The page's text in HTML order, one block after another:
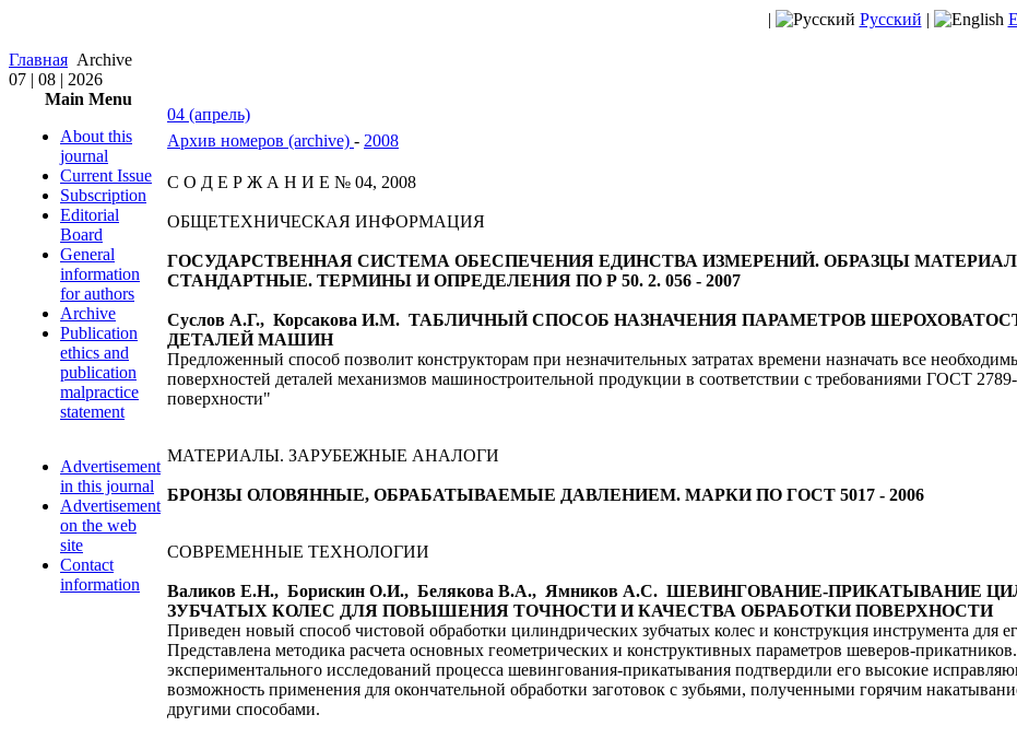
| Русский |
Главная Archive
07 | 08 | 2026
Main Menu
About this
journal
Current Issue
Subscription
Editorial
Board
General
information
for authors
Archive
Publication
ethics and
publication
malpractice
statement
Advertisement
in this journal
Advertisement
on the web
site
Contact
information
04 (апрель)
Архив номеров (archive) - 2008
С О Д Е Р Ж А Н И Е № 04, 2008
ОБЩЕТЕХНИЧЕСКАЯ ИНФОРМАЦИЯ
ГОСУДАРСТВЕННАЯ СИСТЕМА ОБЕСПЕЧЕНИЯ ЕДИНСТВА ИЗМЕРЕНИЙ. ОБРАЗЦЫ
СТАНДАРТНЫЕ. ТЕРМИНЫ И ОПРЕДЕЛЕНИЯ ПО Р 50. 2. 056 - 2007
Суслов А.Г., Корсакова И.М. ТАБЛИЧНЫЙ СПОСОБ НАЗНАЧЕНИЯ ПАРАМЕТРОВ
ДЕТАЛЕЙ МАШИН
Предложенный способ позволит конструкторам при незначительных затратах времени назначать все
поверхностей деталей механизмов машиностроительной продукции в соответствии с требованиями ГОСТ
поверхности"
МАТЕРИАЛЫ. ЗАРУБЕЖНЫЕ АНАЛОГИ
БРОНЗЫ ОЛОВЯННЫЕ, ОБРАБАТЫВАЕМЫЕ ДАВЛЕНИЕМ. МАРКИ ПО ГОСТ 5017 - 2006
СОВРЕМЕННЫЕ ТЕХНОЛОГИИ
Валиков Е.Н., Борискин О.И., Белякова В.А., Ямников А.С. ШЕВИНГОВАНИЕ-ПРИКАТЫВАНИЕ
ЗУБЧАТЫХ КОЛЕС ДЛЯ ПОВЫШЕНИЯ ТОЧНОСТИ И КАЧЕСТВА ОБРАБОТКИ ПОВЕРХНОСТИ
Приведен новый способ чистовой обработки цилиндрических зубчатых колес и конструкция инструмента для
Представлена методика расчета основных геометрических и конструктивных параметров шеверов-прикатников.
экспериментального исследований процесса шевингования-прикатывания подтвердили его высокие
возможность применения для окончательной обработки заготовок с зубьями, полученными горячим
другими способами.